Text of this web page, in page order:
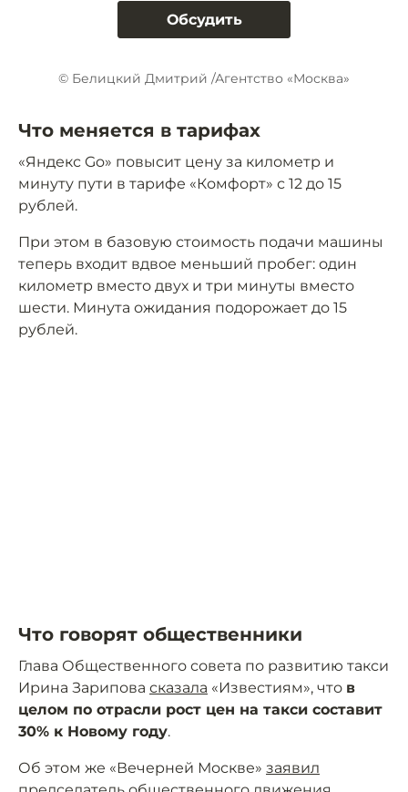
Обсудить
© Белицкий Дмитрий /Агентство «Москва»
Что меняется в тарифах
«Яндекс Go» повысит цену за километр и
минуту пути в тарифе «Комфорт» с 12 до 15
рублей.
При этом в базовую стоимость подачи машины
теперь входит вдвое меньший пробег: один
километр вместо двух и три минуты вместо
шести. Минута ожидания подорожает до 15
рублей.
Что говорят общественники
Глава Общественного совета по развитию такси
Ирина Зарипова сказала «Известиям», что в
целом по отрасли рост цен на такси составит
30% к Новому году.
Об этом же «Вечерней Москве» заявил